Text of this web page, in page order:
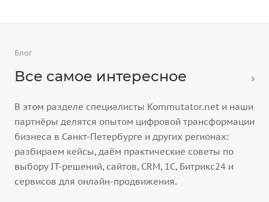
Блог
Все самое интересное
В этом разделе специалисты Kommutator.net и наши
партнёры делятся опытом цифровой трансформации
бизнеса в Санкт-Петербурге и других регионах:
разбираем кейсы, даём практические советы по
выбору IT-решений, сайтов, CRM, 1С, Битрикс24 и
сервисов для онлайн-продвижения.